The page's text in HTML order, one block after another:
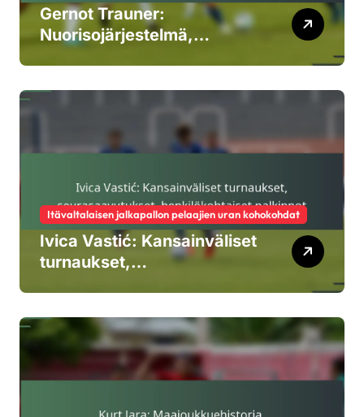
Gernot Trauner:
Nuorisojärjestelmä,
Itävaltalaisen jalkapallon pelaajien uran kohokohdat
Ivica Vastić: Kansainväliset
turnaukset,